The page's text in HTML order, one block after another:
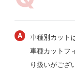
車種別カット
車種カットフ
り扱いがござ